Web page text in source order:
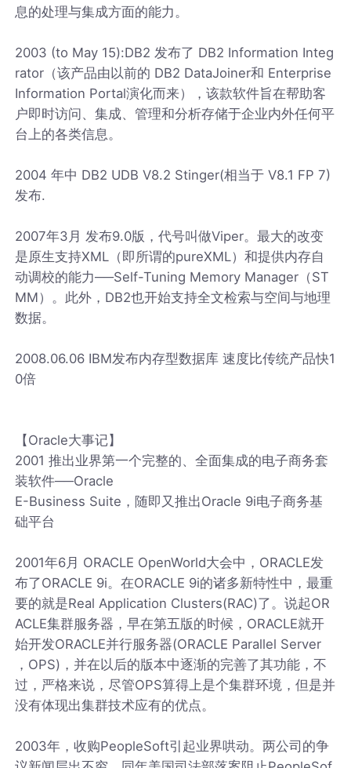
息的处理与集成方面的能力。
2003 (to May 15):DB2 发布了 DB2 Information Integ
rator（该产品由以前的 DB2 DataJoiner和 Enterprise
Information Portal演化而来），该款软件旨在帮助客
户即时访问、集成、管理和分析存储于企业内外任何平
台上的各类信息。
2004 年中 DB2 UDB V8.2 Stinger(相当于 V8.1 FP 7)
发布.
2007年3月 发布9.0版，代号叫做Viper。最大的改变
是原生支持XML（即所谓的pureXML）和提供内存自
动调校的能力──Self-Tuning Memory Manager（ST
MM）。此外，DB2也开始支持全文检索与空间与地理
数据。
2008.06.06 IBM发布内存型数据库 速度比传统产品快1
0倍
【Oracle大事记】
2001 推出业界第一个完整的、全面集成的电子商务套
装软件──Oracle
E-Business Suite，随即又推出Oracle 9i电子商务基
础平台
2001年6月 ORACLE OpenWorld大会中，ORACLE发
布了ORACLE 9i。在ORACLE 9i的诸多新特性中，最重
要的就是Real Application Clusters(RAC)了。说起OR
ACLE集群服务器，早在第五版的时候，ORACLE就开
始开发ORACLE并行服务器(ORACLE Parallel Server
，OPS)，并在以后的版本中逐渐的完善了其功能，不
过，严格来说，尽管OPS算得上是个集群环境，但是并
没有体现出集群技术应有的优点。
2003年，收购PeopleSoft引起业界哄动。两公司的争